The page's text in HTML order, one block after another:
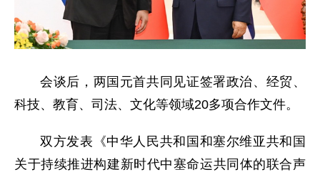
会谈后，两国元首共同见证签署政治、经贸、
科技、教育、司法、文化等领域20多项合作文件。
双方发表《中华人民共和国和塞尔维亚共和国
关于持续推进构建新时代中塞命运共同体的联合声